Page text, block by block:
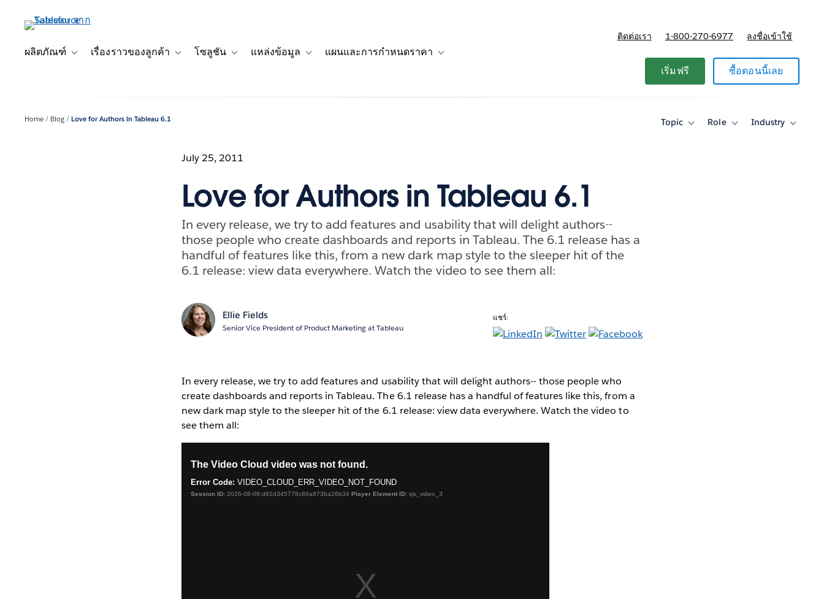
เนื้อหาผลิตภัณฑ์
Toggle sub-navigation for ผลิตภัณฑ์
เรื่องราวของลูกค้า
Toggle sub-navigation for เรื่องราวของลูกค้า
โซลูชัน
Toggle sub-navigation for โซลูชัน
แหล่งข้อมูล แผนและการกำหนดราคา
ติดต่อเรา 1-800-270-6977 ลงชื่อเข้าใช้
เริ่มฟรี ซื้อตอนนี้เลย
Home Blog Love for Authors in Tableau 6.1 Topic
ToggleRole
ToggleIndustry
Toggle
July 25, 2011
Love for Authors in Tableau 6.1
In every release, we try to add features and usability that will delight authors--
those people who create dashboards and reports in Tableau. The 6.1 release has a
handful of features like this, from a new dark map style to the sleeper hit of the
6.1 release: view data everywhere. Watch the video to see them all:
Ellie Fields
Senior Vice President of Product Marketing at Tableau
แชร์:
In every release, we try to add features and usability that will delight authors-- those people who
create dashboards and reports in Tableau. The 6.1 release has a handful of features like this, from a
new dark map style to the sleeper hit of the 6.1 release: view data everywhere. Watch the video to
see them all: